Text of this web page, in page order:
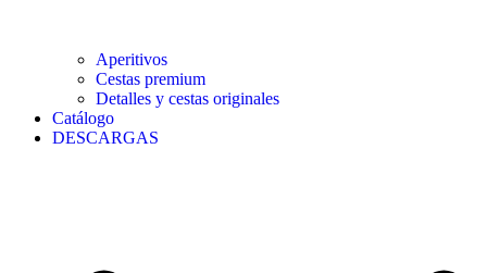
Aperitivos
Cestas premium
Detalles y cestas originales
Catálogo
DESCARGAS